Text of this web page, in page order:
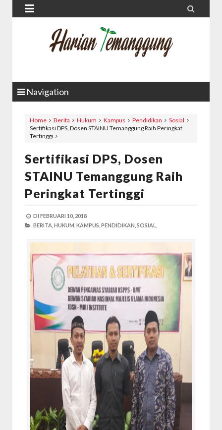
 
Navigation
Home Berita Hukum Kampus Pendidikan
Sosial
Sertifikasi DPS, Dosen STAINU Temanggung Raih Peringkat
Tertinggi
Sertifikasi DPS, Dosen
STAINU Temanggung Raih
Peringkat Tertinggi
DI FEBRUARI 10, 2018
BERITA, HUKUM, KAMPUS, PENDIDIKAN, SOSIAL,